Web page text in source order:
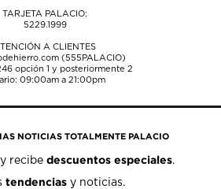
TARJETA PALACIO:
5229.1999
A CLIENTES
(555PALACIO)
opción 1 y posteriormente 2
09:00am a 21:00pm
NOTICIAS TOTALMENTE PALACIO
recibedescuentos especiales.
tendencias y noticias.